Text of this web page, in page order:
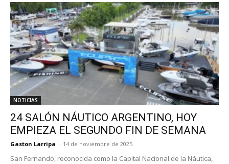
NOTICIAS
24 SALÓN NÁUTICO ARGENTINO, HOY
EMPIEZA EL SEGUNDO FIN DE SEMANA
Gaston Larripa - 14 de noviembre de 2025
San Fernando, reconocida como la Capital Nacional de la Náutica,